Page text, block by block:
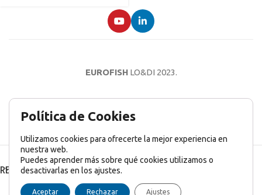
EUROFISHLO&DI 2023.
AVISO LEGAL POLÍTICA DE PRIVACIDAD
RECENT POSTS
Política de Cookies
Utilizamos cookies para ofrecerte la mejor experiencia en
nuestra web.
Puedes aprender más sobre qué cookies utilizamos o
desactivarlas en los ajustes.
Aceptar Rechazar Ajustes
English Inglés) Français(Francés